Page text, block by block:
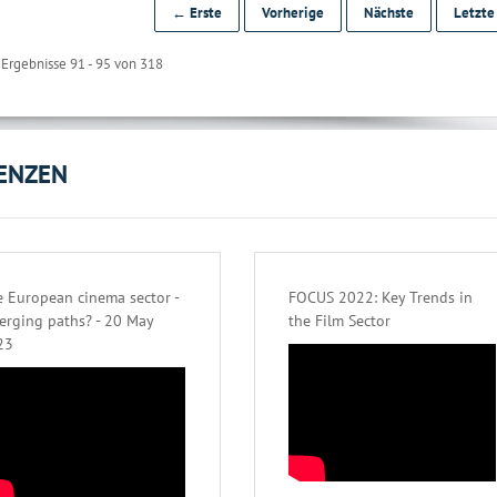
Ergebnisse 91 - 95 von 318
← Erste Vorherige Nächste
European cinema sector -
paths? - 20 May
FOCUS 2022: Key Trends in
the Film Sector